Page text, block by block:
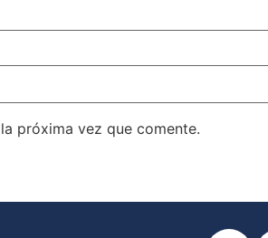
próxima vez que comente.